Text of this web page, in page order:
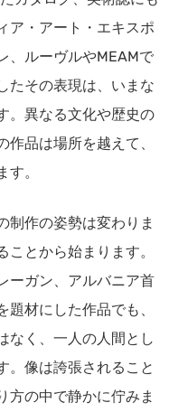
ア・アート・エキスポ
、ルーヴルやMEAMで
たその表現は、いまな
。異なる文化や歴史の
品は場所を越えて、
。
制作の姿勢は変わりま
とから始まります。
ーガン、アルバニア首
材にした作品でも、
なく、一人の人間とし
。像は誇張されること
方の中で静かに佇みま